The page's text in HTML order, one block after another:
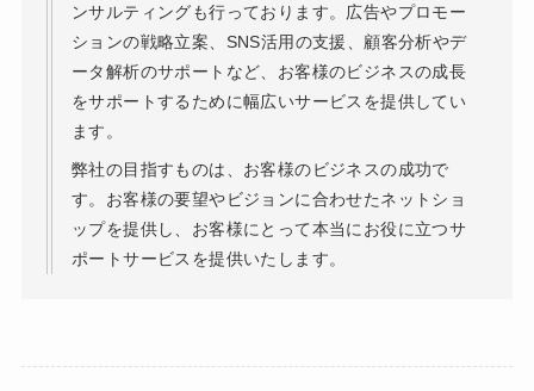
ンサルティングも行っております。広告やプロモー
ションの戦略立案、SNS活用の支援、顧客分析やデ
ータ解析のサポートなど、お客様のビジネスの成長
をサポートするために幅広いサービスを提供してい
ます。
弊社の目指すものは、お客様のビジネスの成功で
す。お客様の要望やビジョンに合わせたネットショ
ップを提供し、お客様にとって本当にお役に立つサ
ポートサービスを提供いたします。